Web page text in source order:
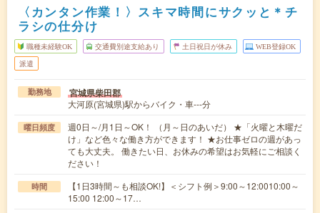
〈カンタン作業！〉スキマ時間にサクッと＊チ
ラシの仕分け
職種未経験OK 交通費別途支給あり 土日祝日が休み WEB登録OK
派遣
勤務地 宮城県柴田郡
大河原(宮城県)駅からバイク・車---分
曜日頻度
週0日～/月1日～OK！ （月～日のあいだ） ★「火曜と木曜だ
け」など色々な働き方ができます！ ★お仕事ゼロの週があっ
ても大丈夫。 働きたい日、お休みの希望はお気軽にご相談く
ださい！
時間
【1日3時間～も相談OK!】＜シフト例＞9:00～12:0010:00～
15:00 12:00～17…